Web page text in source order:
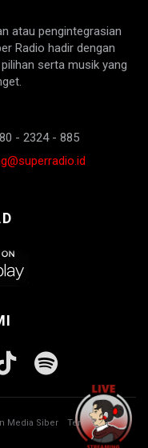
atau pengintegrasian
Radio hadir dengan
serta musik yang
- 2324 - 885
Media Siber
Tentang Kami